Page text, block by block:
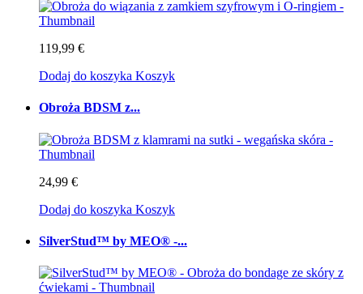
119,99 €
Dodaj do koszyka Koszyk
Obroża BDSM z...
24,99 €
Dodaj do koszyka Koszyk
SilverStud™ by MEO® -...